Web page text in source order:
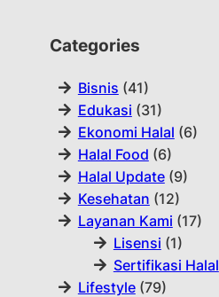
Categories
Bisnis (41)
Edukasi (31)
Ekonomi Halal (6)
Halal Food (6)
Halal Update(9)
Kesehatan (12)
Layanan Kami (17)
Lisensi (1)
Sertifikasi Halal
Lifestyle(79)